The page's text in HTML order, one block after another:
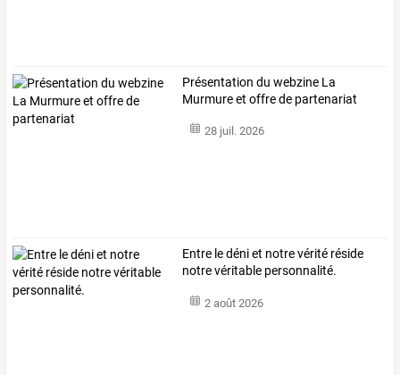
Présentation du webzine La
Murmure et offre de partenariat
28 juil. 2026
Entre le déni et notre vérité réside
notre véritable personnalité.
2 août 2026